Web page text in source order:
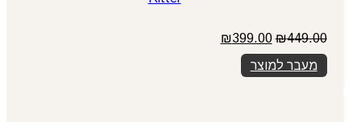
₪449.00
המחיר
המקורי
היה:
₪449.00.
₪399.00
מעבר למוצר